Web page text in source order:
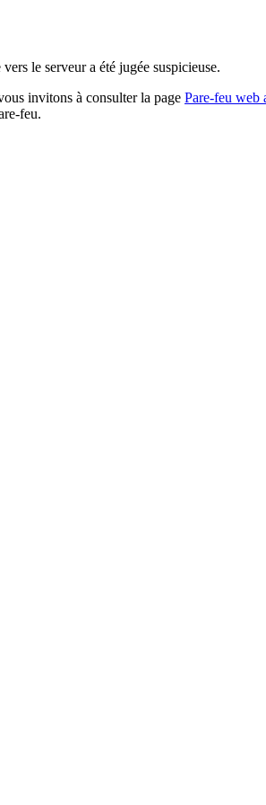
le serveur a été jugée suspicieuse.
invitons à consulter la page Pare-feu web
feu.